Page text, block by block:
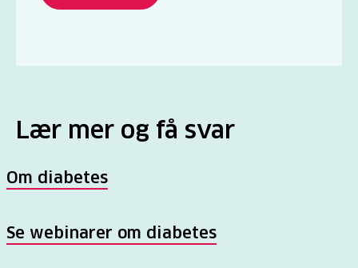
Lær mer og få svar
Om diabetes
Se webinarer om diabetes